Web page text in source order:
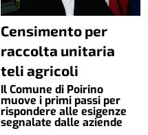
Censimento per
raccolta unitaria
teli agricoli
Il Comune di Poirino
muove i primi passi per
rispondere alle esigenze
segnalate dalle aziende